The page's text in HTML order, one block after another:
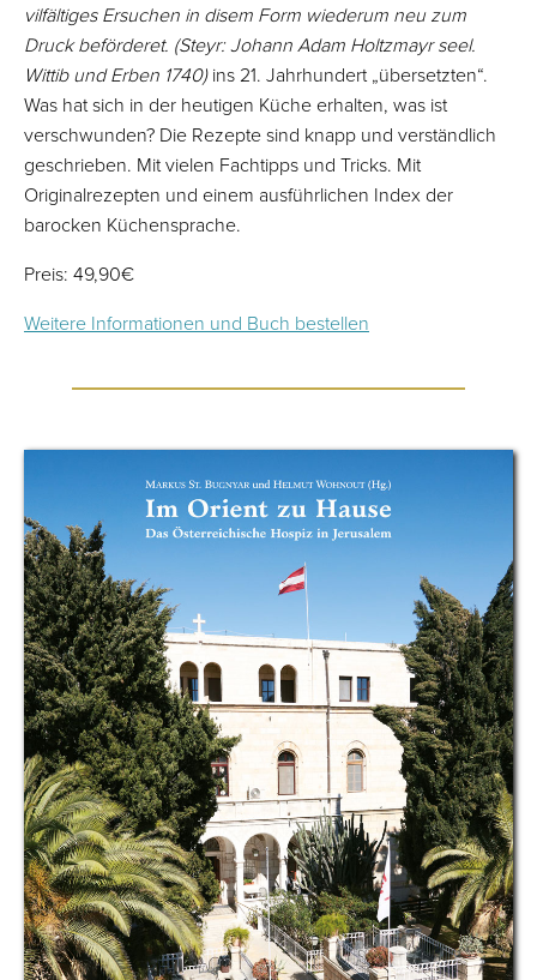
vilfältiges Ersuchen in disem Form wiederum neu zum
Druck beförderet. (Steyr: Johann Adam Holtzmayr seel.
Wittib und Erben 1740)ins 21. Jahrhundert „übersetzten“.
Was hat sich in der heutigen Küche erhalten, was ist
verschwunden? Die Rezepte sind knapp und verständlich
geschrieben. Mit vielen Fachtipps und Tricks. Mit
Originalrezepten und einem ausführlichen Index der
barocken Küchensprache.
Preis: 49,90€
Weitere Informationen und Buch bestellen